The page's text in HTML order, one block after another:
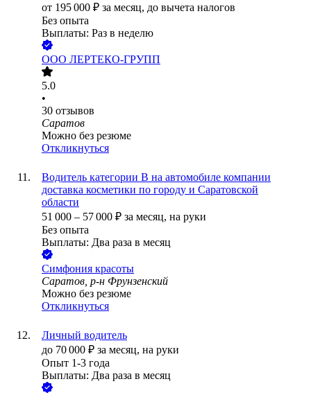
от 195 000 ₽ за месяц, до вычета налогов
Без опыта
Выплаты: Раз в неделю
ООО ЛЕРТЕКО-ГРУПП
5.0
•
30 отзывов
Саратов
Можно без резюме
Откликнуться
Водитель категории B на автомобиле компании
доставка косметики по городу и Саратовской
области
51 000 – 57 000 ₽ за месяц, на руки
Без опыта
Выплаты: Два раза в месяц
Симфония красоты
Саратов, р-н Фрунзенский
Можно без резюме
Откликнуться
Личный водитель
до 70 000 ₽ за месяц, на руки
Опыт 1-3 года
Выплаты: Два раза в месяц